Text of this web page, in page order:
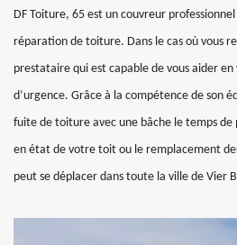
DF Toiture, 65 est un couvreur
réparation de toiture. Dans le cas où vous
prestataire qui est capable de vous aider
d’urgence. Grâce à la compétence de son
fuite de toiture avec une bâche le temps
en état de votre toit ou le remplacement
peut se déplacer dans toute la ville de Vier